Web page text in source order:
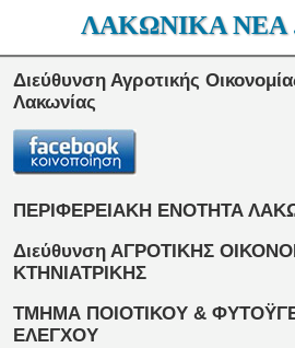
ΛΑΚΩΝΙΚΑ ΝΕΑ
Διεύθυνση Αγροτικής
Λακωνίας
ΠΕΡΙΦΕΡΕΙΑΚΗ ΕΝΟΤΗΤΑ
Διεύθυνση ΑΓΡΟΤΙΚΗΣ
ΚΤΗΝΙΑΤΡΙΚΗΣ
ΤΜΗΜΑ ΠΟΙΟΤΙΚΟΥ &
ΕΛΕΓΧΟΥ